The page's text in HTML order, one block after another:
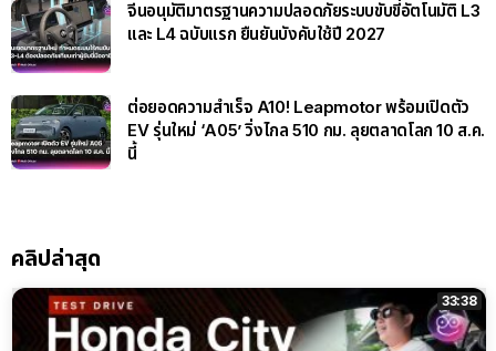
จีนอนุมัติมาตรฐานความปลอดภัยระบบขับขี่อัตโนมัติ L3
และ L4 ฉบับแรก ยืนยันบังคับใช้ปี 2027
ต่อยอดความสำเร็จ A10! Leapmotor พร้อมเปิดตัว
EV รุ่นใหม่ ‘A05’ วิ่งไกล 510 กม. ลุยตลาดโลก 10 ส.ค.
นี้
คลิปล่าสุด
33:38